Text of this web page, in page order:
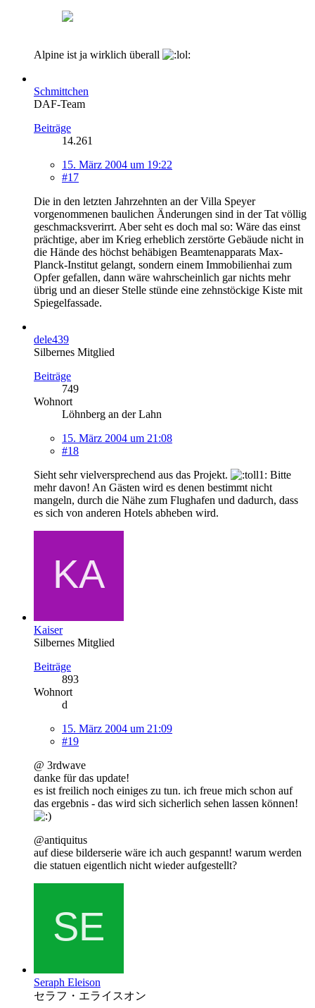
Alpine ist ja wirklich überall
Schmittchen
DAF-Team
Beiträge
14.261
15. März 2004 um 19:22
#17
Die in den letzten Jahrzehnten an der Villa Speyer
vorgenommenen baulichen Änderungen sind in der Tat völlig
geschmacksverirrt. Aber seht es doch mal so: Wäre das einst
prächtige, aber im Krieg erheblich zerstörte Gebäude nicht in
die Hände des höchst behäbigen Beamtenapparats Max-
Planck-Institut gelangt, sondern einem Immobilienhai zum
Opfer gefallen, dann wäre wahrscheinlich gar nichts mehr
übrig und an dieser Stelle stünde eine zehnstöckige Kiste mit
Spiegelfassade.
dele439
Silbernes Mitglied
Beiträge
749
Wohnort
Löhnberg an der Lahn
15. März 2004 um 21:08
#18
Sieht sehr vielversprechend aus das Projekt.
Bitte
mehr davon! An Gästen wird es denen bestimmt nicht
mangeln, durch die Nähe zum Flughafen und dadurch, dass
es sich von anderen Hotels abheben wird.
Kaiser
Silbernes Mitglied
Beiträge
893
Wohnort
d
15. März 2004 um 21:09
#19
@ 3rdwave
danke für das update!
es ist freilich noch einiges zu tun. ich freue mich schon auf
das ergebnis - das wird sich sicherlich sehen lassen können!
@antiquitus
auf diese bilderserie wäre ich auch gespannt! warum werden
die statuen eigentlich nicht wieder aufgestellt?
Seraph Eleison
セラフ・エライスオン